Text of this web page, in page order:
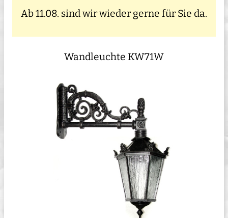
Ab 11.08. sind wir wieder gerne für Sie da.
Wandleuchte KW71W